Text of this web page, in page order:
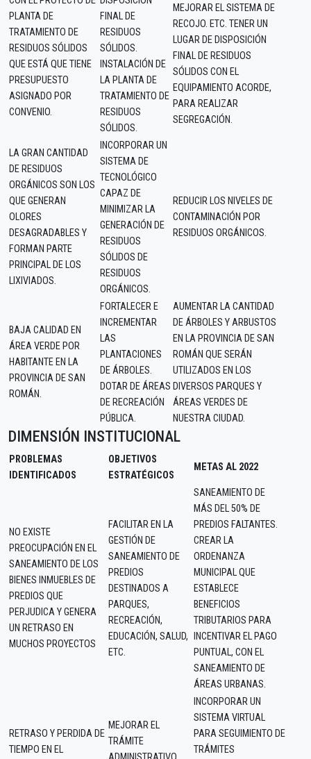
PLANTA DE
TRATAMIENTO DE
RESIDUOS SÓLIDOS
QUE ESTÁ QUE TIENE
PRESUPUESTO
ASIGNADO POR
CONVENIO.
FINAL DE
RESIDUOS
SÓLIDOS.
INSTALACIÓN DE
LA PLANTA DE
TRATAMIENTO DE
RESIDUOS
SÓLIDOS.
MEJORAR EL SISTEMA DE
RECOJO. ETC. TENER UN
LUGAR DE DISPOSICIÓN
FINAL DE RESIDUOS
SÓLIDOS CON EL
EQUIPAMIENTO ACORDE,
PARA REALIZAR
SEGREGACIÓN.
LA GRAN CANTIDAD
DE RESIDUOS
ORGÁNICOS SON LOS
QUE GENERAN
OLORES
DESAGRADABLES Y
FORMAN PARTE
PRINCIPAL DE LOS
LIXIVIADOS.
INCORPORAR UN
SISTEMA DE
TECNOLÓGICO
CAPAZ DE
MINIMIZAR LA
GENERACIÓN DE
RESIDUOS
SÓLIDOS DE
RESIDUOS
ORGÁNICOS.
REDUCIR LOS NIVELES DE
CONTAMINACIÓN POR
RESIDUOS ORGÁNICOS.
BAJA CALIDAD EN
ÁREA VERDE POR
HABITANTE EN LA
PROVINCIA DE SAN
ROMÁN.
FORTALECER E
INCREMENTAR
LAS
PLANTACIONES
DE ÁRBOLES.
DOTAR DE ÁREAS
DE RECREACIÓN
PÚBLICA.
AUMENTAR LA CANTIDAD
DE ÁRBOLES Y ARBUSTOS
EN LA PROVINCIA DE SAN
ROMÁN QUE SERÁN
UTILIZADOS EN LOS
DIVERSOS PARQUES Y
ÁREAS VERDES DE
NUESTRA CIUDAD.
DIMENSIÓN INSTITUCIONAL
PROBLEMAS
IDENTIFICADOS
OBJETIVOS
ESTRATÉGICOS
METAS AL 2022
NO EXISTE
PREOCUPACIÓN EN EL
SANEAMIENTO DE LOS
BIENES INMUEBLES DE
PREDIOS QUE
PERJUDICA Y GENERA
UN RETRASO EN
MUCHOS PROYECTOS
FACILITAR EN LA
GESTIÓN DE
SANEAMIENTO DE
PREDIOS
DESTINADOS A
PARQUES,
RECREACIÓN,
EDUCACIÓN, SALUD,
ETC.
SANEAMIENTO DE
MÁS DEL 50% DE
PREDIOS FALTANTES.
CREAR LA
ORDENANZA
MUNICIPAL QUE
ESTABLECE
BENEFICIOS
TRIBUTARIOS PARA
INCENTIVAR EL PAGO
PUNTUAL, CON EL
SANEAMIENTO DE
ÁREAS URBANAS.
RETRASO Y PERDIDA DE
TIEMPO EN EL
MEJORAR EL
TRÁMITE
INCORPORAR UN
SISTEMA VIRTUAL
PARA SEGUIMIENTO DE
TRÁMITES